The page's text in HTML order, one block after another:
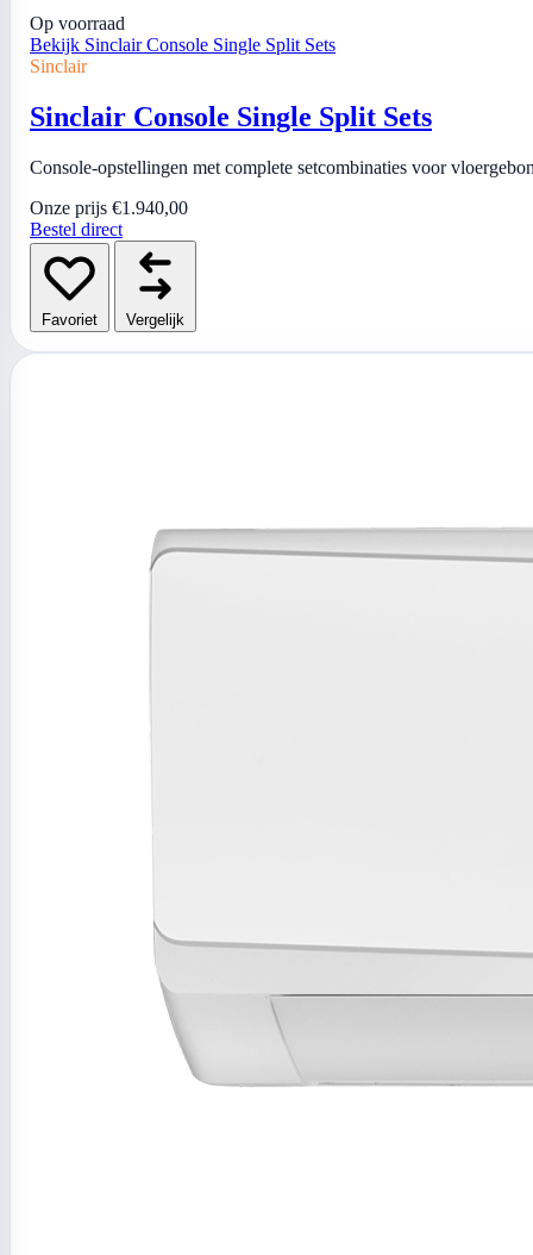
Op voorraad
Bekijk Sinclair Console Single Split Sets
Sinclair
Sinclair Console Single Split Sets
Console-opstellingen met complete setcombinaties voor
Onze prijs €1.940,00
Bestel direct
Favoriet Vergelijk